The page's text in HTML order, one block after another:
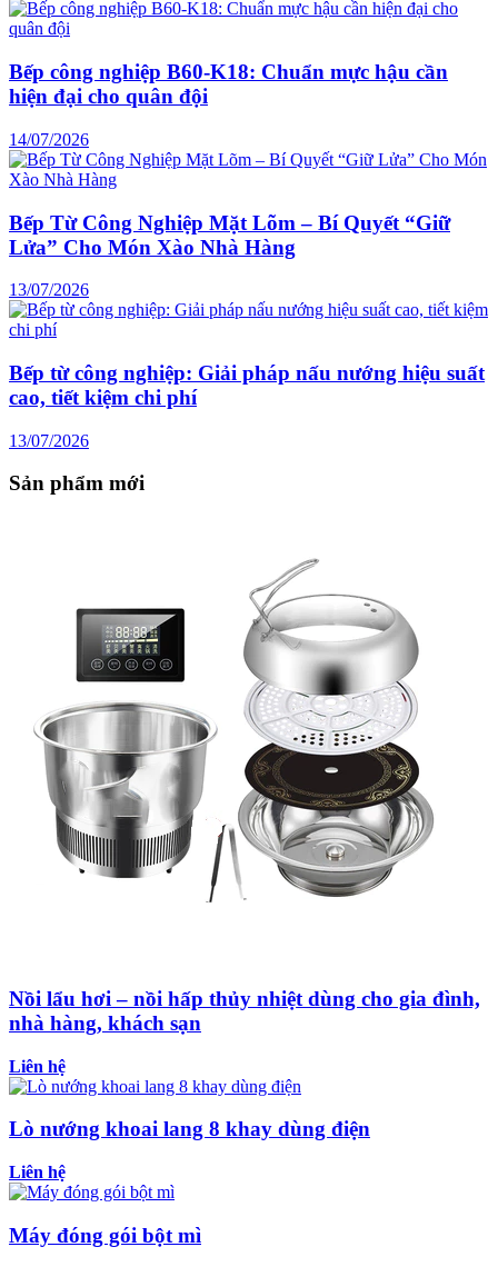
Bếp công nghiệp B60-K18: Chuẩn mực hậu cần
hiện đại cho quân đội
14/07/2026
Bếp Từ Công Nghiệp Mặt Lõm – Bí Quyết “Giữ
Lửa” Cho Món Xào Nhà Hàng
13/07/2026
Bếp từ công nghiệp: Giải pháp nấu nướng hiệu suất
cao, tiết kiệm chi phí
13/07/2026
Sản phẩm mới
Nồi lẩu hơi – nồi hấp thủy nhiệt dùng cho gia đình,
nhà hàng, khách sạn
Liên hệ
Lò nướng khoai lang 8 khay dùng điện
Liên hệ
Máy đóng gói bột mì